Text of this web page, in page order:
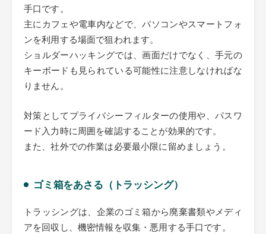
手口です。
主にカフェや電車内などで、パソコンやスマートフォ
ンを利用する場面で狙われます。
ショルダーハッキングでは、画面だけでなく、手元の
キーボードも見られている可能性に注意しなければな
りません。
対策としてプライバシーフィルターの使用や、パスワ
ード入力時に周囲を確認することが効果的です。
また、社外での作業は必要最小限に留めましょう。
ゴミ箱をあさる（トラッシング）
トラッシングは、企業のゴミ箱から廃棄書類やメディ
アを回収し、機密情報を収集・悪用する手口です。